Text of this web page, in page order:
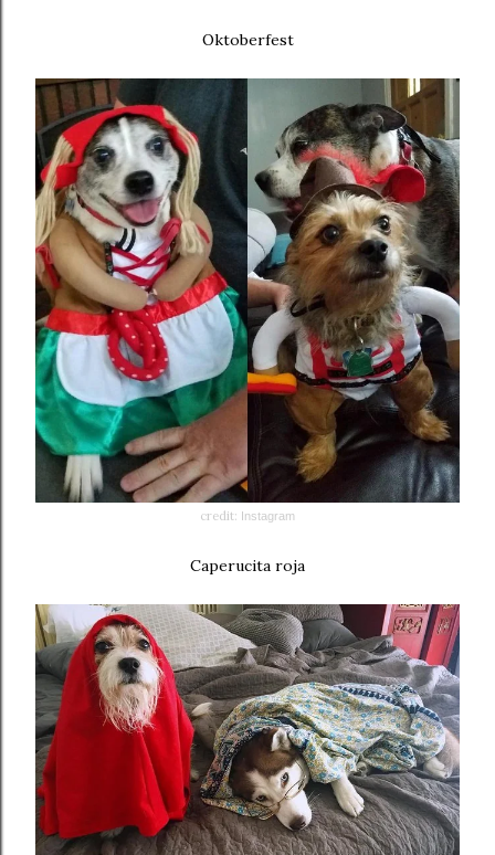
Oktoberfest
credit: Instagram
Caperucita roja